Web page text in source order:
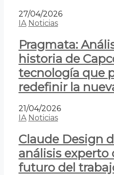
27/04/2026
IA Noticias
Pragmata:
historia de
tecnología que
redefinir la
21/04/2026
IA Noticias
Claude Design
análisis experto
futuro del